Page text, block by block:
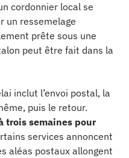
cordonnier local se
un ressemelage
prête sous une
peut être fait dans la
inclut l’envoi postal, la
puis le retour.
trois semaines pour
services annoncent
aléas postaux allongent